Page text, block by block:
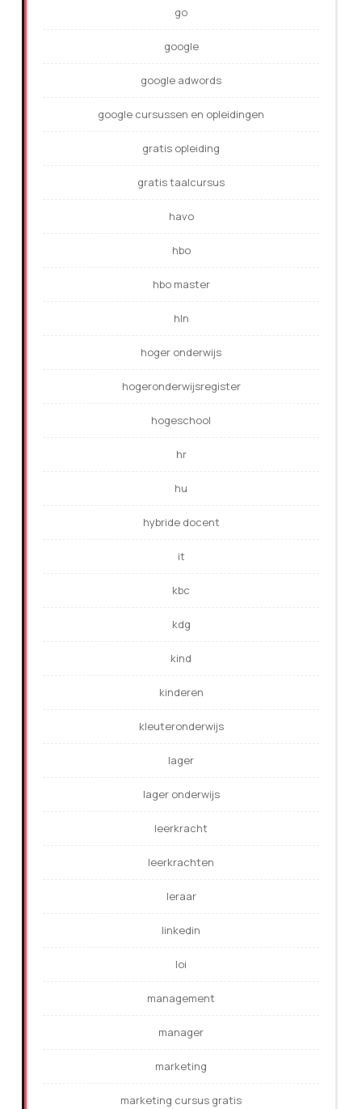
go
google
google adwords
google cursussen en opleidingen
gratis opleiding
gratis taalcursus
havo
hbo
hbo master
hln
hoger onderwijs
hogeronderwijsregister
hogeschool
hr
hu
hybride docent
it
kbc
kdg
kind
kinderen
kleuteronderwijs
lager
lager onderwijs
leerkracht
leerkrachten
leraar
linkedin
loi
management
manager
marketing
marketing cursus gratis